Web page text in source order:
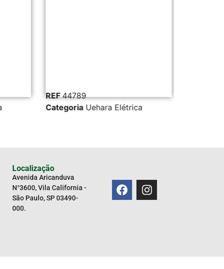
REF44789
Categoria Uehara Elétrica
Localização
Avenida Aricanduva
N°3600, Vila California -
São Paulo, SP 03490-
000.